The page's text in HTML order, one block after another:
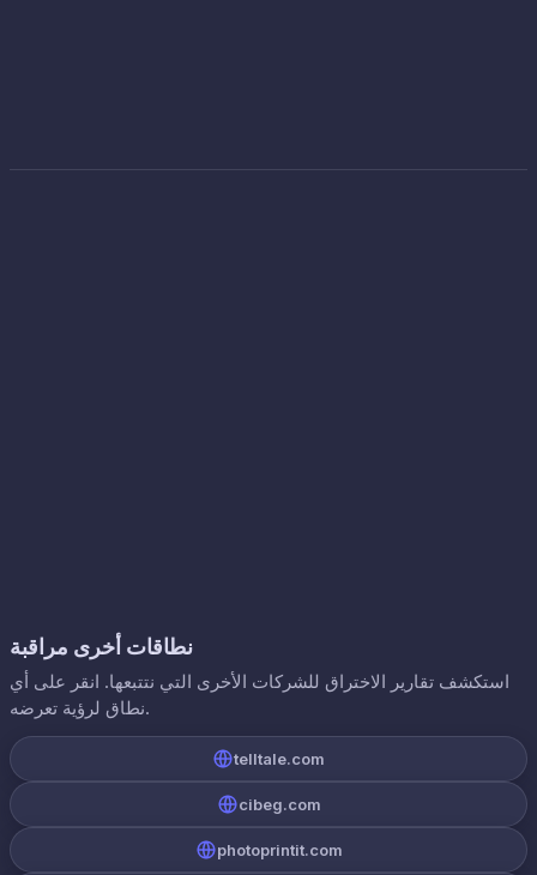
نطاقات أخرى مراقبة
استكشف تقارير الاختراق للشركات الأخرى التي نتتبعها. انقر على أي
نطاق لرؤية تعرضه.
telltale.com
cibeg.com
photoprintit.com